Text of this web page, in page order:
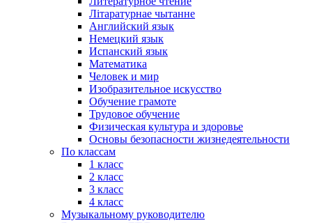
Літаратурнае чытанне
Английский язык
Немецкий язык
Испанский язык
Математика
Человек и мир
Изобразительное искусство
Обучение грамоте
Трудовое обучение
Физическая культура и здоровье
Основы безопасности жизнедеятельности
По классам
1 класс
2 класс
3 класс
4 класс
Музыкальному руководителю